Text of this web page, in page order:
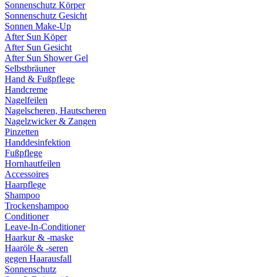
Sonnenschutz Körper
Sonnenschutz Gesicht
Sonnen Make-Up
After Sun Köper
After Sun Gesicht
After Sun Shower Gel
Selbstbräuner
Hand & Fußpflege
Handcreme
Nagelfeilen
Nagelscheren, Hautscheren
Nagelzwicker & Zangen
Pinzetten
Handdesinfektion
Fußpflege
Hornhautfeilen
Accessoires
Haarpflege
Shampoo
Trockenshampoo
Conditioner
Leave-In-Conditioner
Haarkur & -maske
Haaröle & -seren
gegen Haarausfall
Sonnenschutz